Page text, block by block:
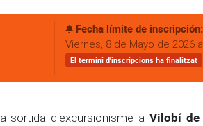
Fecha límite de inscripción:
Viernes, 8 de Mayo de 2026
El termini d'inscripcions ha finalitzat
sortida d'excursionisme a Vilobí de